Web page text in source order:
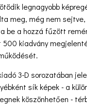
legnagyobb
meg, még nem
be a hozzá fűzött
500 kiadvány
3-D sorozatában
sík képek - a
köszönhetően -